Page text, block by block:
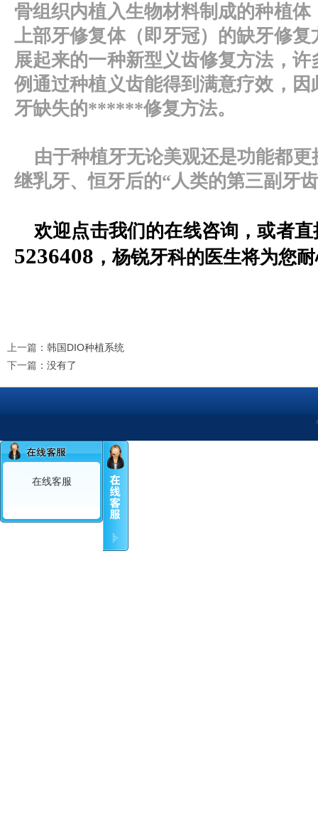
骨组织内植入生物材料制成的种植
上部牙修复体（即牙冠）的缺牙修
展起来的一种新型义齿修复方法，
例通过种植义齿能得到满意疗效，
牙缺失的******修复方法。
由于种植牙无论美观还是功能都
继乳牙、恒牙后的“人类的第三副牙
欢迎点击我们的在线咨询，或者
5236408 ，杨锐牙科的医生将为您
上一篇 ： 韩国DIO种植系统
下一篇 ：没有了
在线客服